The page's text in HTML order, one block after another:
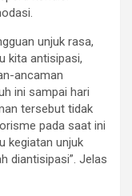
unjuk rasa,
kita antisipasi,
ancaman
ini sampai hari
tersebut tidak
pada saat ini
kegiatan unjuk
diantisipasi”. Jelas